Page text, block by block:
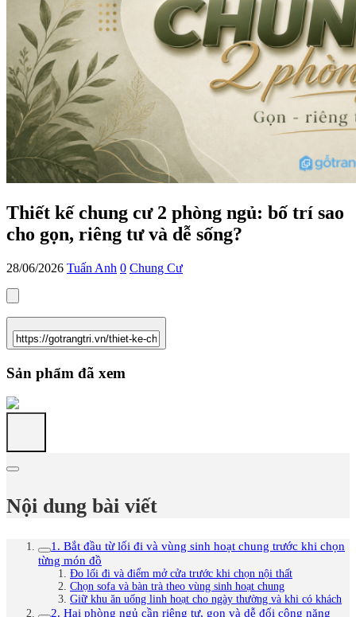
Thiết kế chung cư 2 phòng ngủ: bố trí sao
cho gọn, riêng tư và dễ sống?
28/06/2026 Tuấn Anh 0 Chung Cư
Sản phẩm đã xem
Nội dung bài viết
1. Bắt đầu từ lối đi và vùng sinh hoạt chung trước khi chọn
từng món đồ
Đo lối đi và điểm mở cửa trước khi chọn nội thất
Chọn sofa và bàn trà theo vùng sinh hoạt chung
Giữ khu ăn uống linh hoạt cho ngày thường và khi có khách
2. Hai phòng ngủ cần riêng tư, gọn và dễ đổi công năng